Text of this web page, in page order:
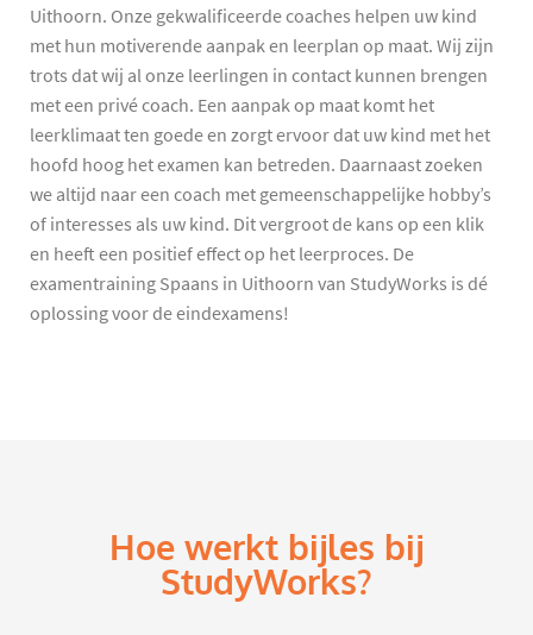
Uithoorn. Onze gekwalificeerde coaches helpen uw kind
met hun motiverende aanpak en leerplan op maat. Wij zijn
trots dat wij al onze leerlingen in contact kunnen brengen
met een privé coach. Een aanpak op maat komt het
leerklimaat ten goede en zorgt ervoor dat uw kind met het
hoofd hoog het examen kan betreden. Daarnaast zoeken
we altijd naar een coach met gemeenschappelijke hobby’s
of interesses als uw kind. Dit vergroot de kans op een klik
en heeft een positief effect op het leerproces. De
examentraining Spaans in Uithoorn van StudyWorks is dé
oplossing voor de eindexamens!
Hoe werkt bijles bij
StudyWorks?